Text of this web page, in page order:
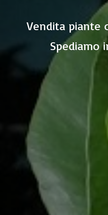
Vendita piante
Spediamo